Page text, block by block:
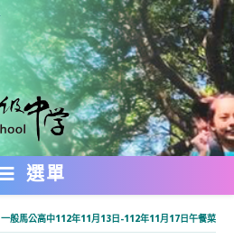
選單
⼀般馬公高中112年11月13日-112年11月17日午餐菜單